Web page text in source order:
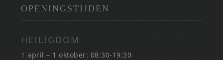
OPENINGSTIJDEN
HEILIGDOM
1 april – 1 oktober: 08:30-19:30